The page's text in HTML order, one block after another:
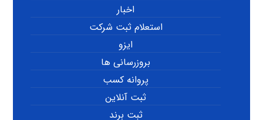
اخبار
استعلام ثبت شرکت
ایزو
بروزرسانی ها
پروانه کسب
ثبت آنلاین
ثبت برند